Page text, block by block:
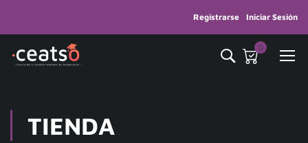
Registrarse Iniciar Sesión
0
TIENDA